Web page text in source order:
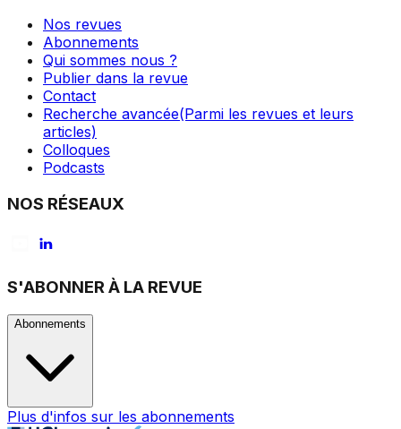
Nos revues
Abonnements
Qui sommes nous ?
Publier dans la revue
Contact
Recherche avancée(Parmi les revues et leurs
articles)
Colloques
Podcasts
NOS RÉSEAUX
S'ABONNER À LA REVUE
Abonnements
Plus d'infos sur les abonnements